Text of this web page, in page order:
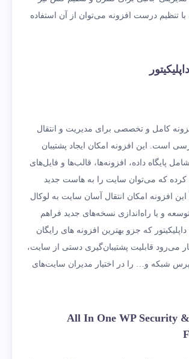
با تنظیم درست افزونه می‌توان از آن استفاده
کامل و تخصصی برای مدیریت و انتقال
است. این افزونه امکان ایجاد پشتیبان
پایگاه داده، افزونه‌ها، قالب‌ها و فایل‌های
کرده که می‌توان سایت را به هاست جدید
این افزونه امکان انتقال آسان سایت به لوکال
و یا راه‌اندازی نسخه‌های جدید فراهم
که جزو بهترین افزونه های رایگان
می‌رود قابلیت پشتیبان‌گیری دستی از سایت،
شبکه و… را در اختیار مدیران سایت‌های
افزونه All In One WP Security &